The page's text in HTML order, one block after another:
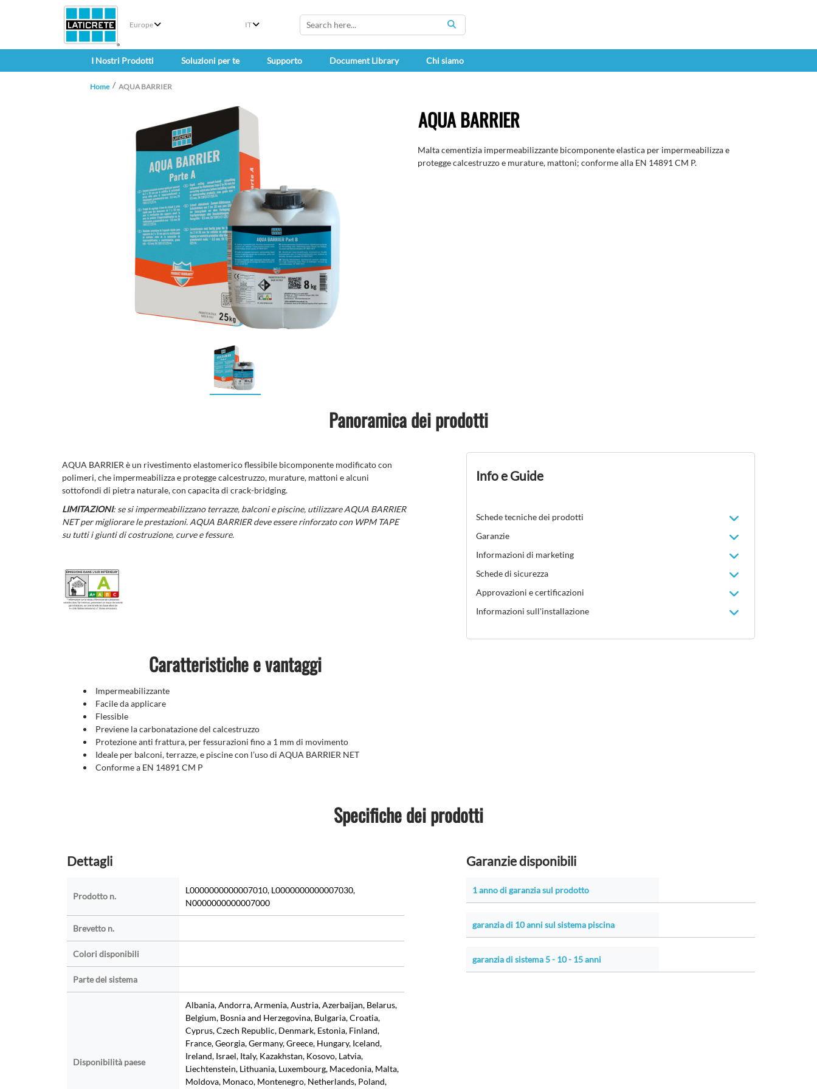
Europe IT
SEARCH
I Nostri Prodotti Soluzioni per te Supporto Document Library Chi siamo
Home AQUA BARRIER
AQUA BARRIER
Malta cementizia impermeabilizzante bicomponente elastica per impermeabilizza e
protegge calcestruzzo e murature, mattoni; conforme alla EN 14891 CM P.
Panoramica dei prodotti
AQUA BARRIER è un rivestimento elastomerico flessibile bicomponente modificato con
polimeri, che impermeabilizza e protegge calcestruzzo, murature, mattoni e alcuni
sottofondi di pietra naturale, con capacita di crack-bridging.
LIMITAZIONI: se si impermeabilizzano terrazze, balconi e piscine, utilizzare AQUA BARRIER
NET per migliorare le prestazioni. AQUA BARRIER deve essere rinforzato con WPM TAPE
su tutti i giunti di costruzione, curve e fessure.
Info e Guide
Schede tecniche dei prodotti
Garanzie
Informazioni di marketing
Schede di sicurezza
Approvazioni e certificazioni
Informazioni sull'installazione
Caratteristiche e vantaggi
Impermeabilizzante
Facile da applicare
Flessible
Previene la carbonatazione del calcestruzzo
Protezione anti frattura, per fessurazioni fino a 1 mm di movimento
Ideale per balconi, terrazze, e piscine con l’uso di AQUA BARRIER NET
Conforme a EN 14891 CM P
Specifiche dei prodotti
Dettagli
Prodotto n.
L0000000000007010, L0000000000007030,
N0000000000007000
Brevetto n.
Colori disponibili
Parte del sistema
Disponibilità paese
Albania, Andorra, Armenia, Austria, Azerbaijan, Belarus,
Belgium, Bosnia and Herzegovina, Bulgaria, Croatia,
Cyprus, Czech Republic, Denmark, Estonia, Finland,
France, Georgia, Germany, Greece, Hungary, Iceland,
Ireland, Israel, Italy, Kazakhstan, Kosovo, Latvia,
Liechtenstein, Lithuania, Luxembourg, Macedonia, Malta,
Moldova, Monaco, Montenegro, Netherlands, Poland,
Garanzie disponibili
1 anno di garanzia sul prodotto
garanzia di 10 anni sul sistema piscina
garanzia di sistema 5 - 10 - 15 anni